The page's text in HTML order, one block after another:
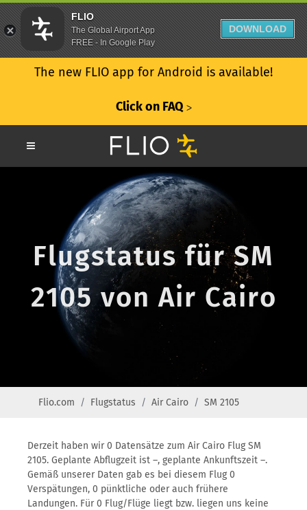
The new FLIO app for Android is available!
Click on FAQ ᐳ
Flugstatus für SM
2105 von Air Cairo
Flio.com Flugstatus Air Cairo SM 2105
Derzeit haben wir 0 Datensätze zum Air Cairo Flug SM
2105. Geplante Abflugzeit ist –, geplante Ankunftszeit –.
Gemäß unserer Daten gab es bei diesem Flug 0
Verspätungen, 0 pünktliche oder auch frühere
Landungen. Für 0 Flug/Flüge liegt bzw. liegen uns keine
FLIO
The Global Airport App
FREE - In Google Play
DOWNLOAD